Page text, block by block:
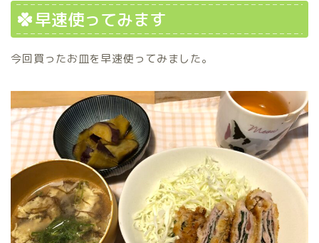
早速使ってみます
今回買ったお皿を早速使ってみました。